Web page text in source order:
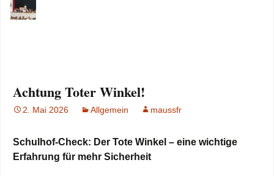
Achtung Toter Winkel!
2. Mai 2026 Allgemein maussfr
Schulhof-Check: Der Tote Winkel – eine wichtige
Erfahrung für mehr Sicherheit